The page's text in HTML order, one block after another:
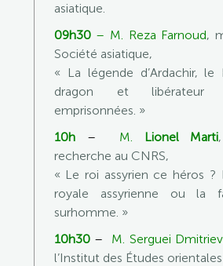
asiatique.
09h30– M. Reza Farnoud,
Société asiatique,
« La légende d’Ardachir,
dragon et libérateur
emprisonnées. »
10h
– M. Lionel Marti
recherche au CNRS,
« Le roi assyrien ce héros ?
royale assyrienne ou la
surhomme. »
10h30 – M. Serguei Dmitriev
l’Institut des Études